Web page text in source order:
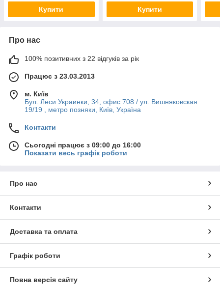
Купити Купити
Про нас
100% позитивних з 22 відгуків за рік
Працює з 23.03.2013
м. Київ
Бул. Леси Украинки, 34, офис 708 / ул. Вишняковская
19/19 , метро позняки, Київ, Україна
Контакти
Сьогодні працює з 09:00 до 16:00
Показати весь графік роботи
Про нас
Контакти
Доставка та оплата
Графік роботи
Повна версія сайту